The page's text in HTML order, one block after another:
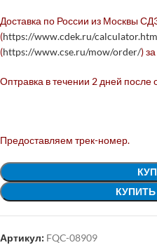
Доставка по России из Москвы
(https://www.cdek.ru/
(https://www.cse.ru/mow/order/)
Оптравка в течении 2 дней после
Предоставляем трек-номер.
Артикул: FQC-08909